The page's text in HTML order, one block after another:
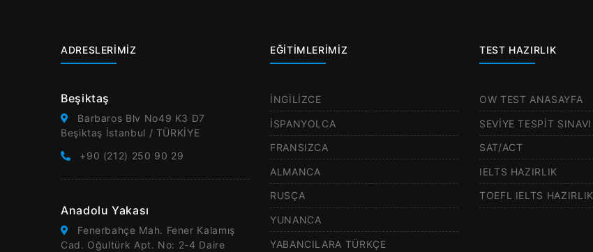
ADRESLERİMİZ
Beşiktaş
Barbaros Blv No49 K3 D7
Beşiktaş İstanbul / TÜRKİYE
+90 (212) 250 90 29
Anadolu Yakası
Fenerbahçe Mah. Fener Kalamış
Cad. Oğultürk Apt. No: 2-4 Daire
EĞİTİMLERİMİZ
İNGİLİZCE
İSPANYOLCA
FRANSIZCA
ALMANCA
RUSÇA
YUNANCA
YABANCILARA TÜRKÇE
TEST HAZIRLIK
OW TEST ANASAYFA
SEVİYE TESPİT SINAVI
SAT/ACT
IELTS HAZIRLIK
TOEFL IELTS HAZIRLIK